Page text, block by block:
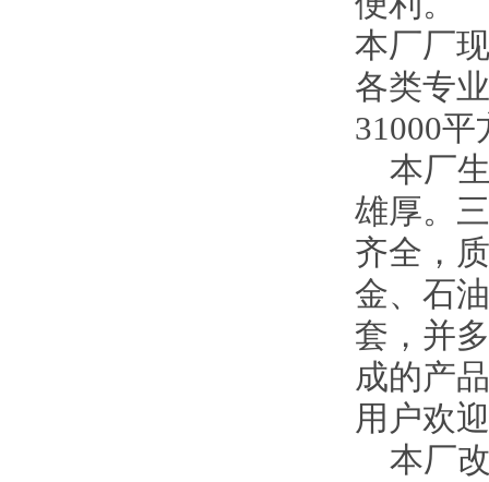
本厂厂
各类专
31000
本厂生
雄厚。
齐全，
金、石
套，并
成的产
用户欢
本厂改